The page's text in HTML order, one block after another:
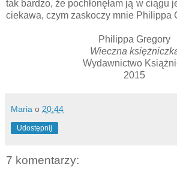
tak bardzo, że pochłonęłam ją w ciągu
ciekawa, czym zaskoczy mnie Philippa
Philippa Gregory
Wieczna
Wydawnictwo
2015
Maria o 20:44
Udostępnij
7 komentarzy: